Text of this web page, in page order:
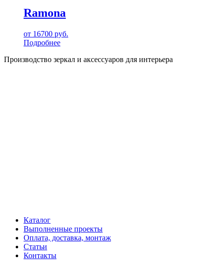
Ramona
от 16700 руб.
Подробнее
Производство зеркал и аксессуаров для интерьера
Каталог
Выполненные проекты
Оплата, доставка, монтаж
Статьи
Контакты